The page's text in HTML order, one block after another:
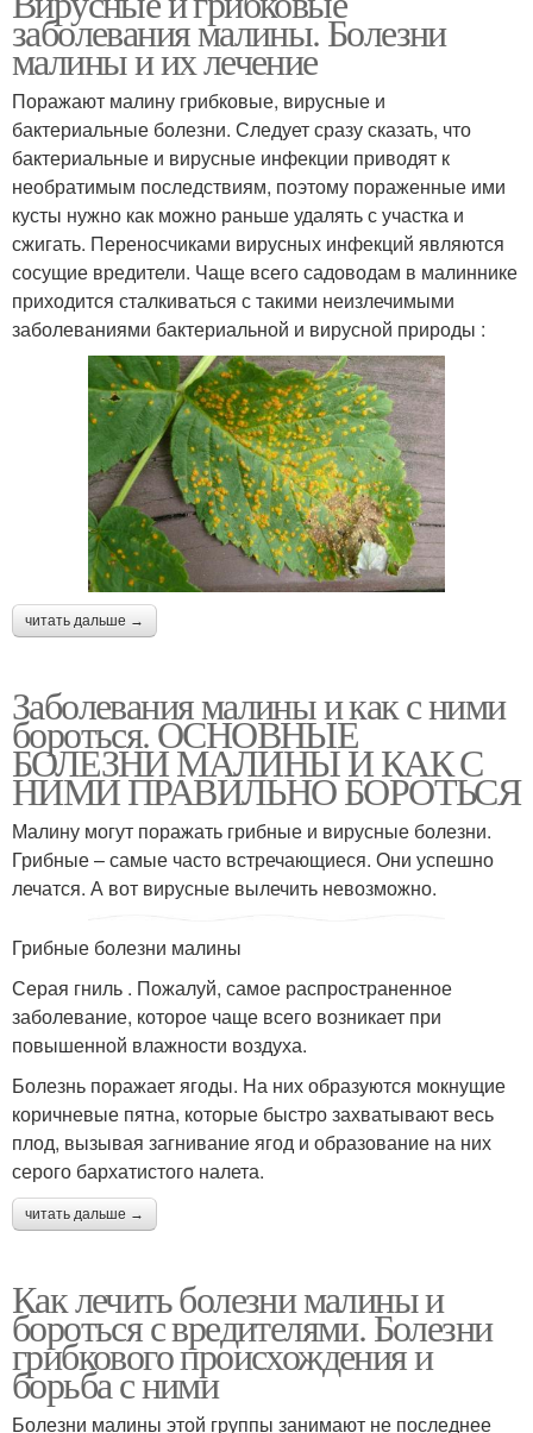
заболевания малины. Болезни
малины и их лечение
Поражают малину грибковые, вирусные и
бактериальные болезни. Следует сразу сказать, что
бактериальные и вирусные инфекции приводят к
необратимым последствиям, поэтому пораженные ими
кусты нужно как можно раньше удалять с участка и
сжигать. Переносчиками вирусных инфекций являются
сосущие вредители. Чаще всего садоводам в малиннике
приходится сталкиваться с такими неизлечимыми
заболеваниями бактериальной и вирусной природы :
читать дальше →
Заболевания малины и как с ними
бороться. ОСНОВНЫЕ
БОЛЕЗНИ МАЛИНЫ И КАК С
НИМИ ПРАВИЛЬНО БОРОТЬСЯ
Малину могут поражать грибные и вирусные болезни.
Грибные – самые часто встречающиеся. Они успешно
лечатся. А вот вирусные вылечить невозможно.
Грибные болезни малины
Серая гниль . Пожалуй, самое распространенное
заболевание, которое чаще всего возникает при
повышенной влажности воздуха.
Болезнь поражает ягоды. На них образуются мокнущие
коричневые пятна, которые быстро захватывают весь
плод, вызывая загнивание ягод и образование на них
серого бархатистого налета.
читать дальше →
Как лечить болезни малины и
бороться с вредителями. Болезни
грибкового происхождения и
борьба с ними
Болезни малины этой группы занимают не последнее